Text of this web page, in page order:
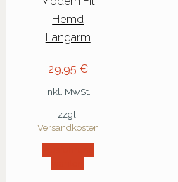
Hemd
Langarm
29,95€
inkl. MwSt.
zzgl.
Versandkosten